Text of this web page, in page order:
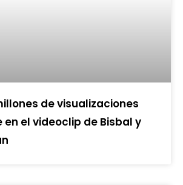
de visualizaciones
en el videoclip de Bisbal y